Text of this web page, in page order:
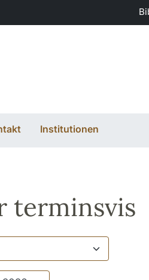
Institutionen
terminsvis